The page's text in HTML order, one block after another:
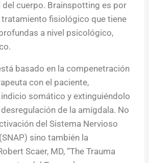
del cuerpo. Brainspotting es por
fisiológico que tiene
a nivel psicológico,
basado en la compenetración
con el paciente,
somático y extinguiéndolo
de la amígdala. No
del Sistema Nervioso
sino también la
Scaer, MD, “The Trauma